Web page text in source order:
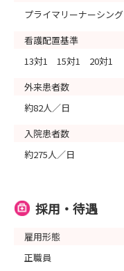
プライマリーナーシング
看護配置基準
13対1 15対1 20対1
外来患者数
約82人／日
入院患者数
約275人／日
採用・待遇
雇用形態
正職員